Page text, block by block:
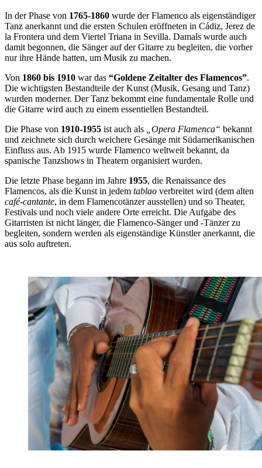
In der Phase von 1765-1860 wurde der Flamenco als eigenständiger
Tanz anerkannt und die ersten Schulen eröffneten in Cádiz, Jerez de
la Frontera und dem Viertel Triana in Sevilla. Damals wurde auch
damit begonnen, die Sänger auf der Gitarre zu begleiten, die vorher
nur ihre Hände hatten, um Musik zu machen.
Von 1860 bis 1910 war das “Goldene Zeitalter des Flamencos”.
Die wichtigsten Bestandteile der Kunst (Musik, Gesang und Tanz)
wurden moderner. Der Tanz bekommt eine fundamentale Rolle und
die Gitarre wird auch zu einem essentiellen Bestandteil.
Die Phase von 1910-1955 ist auch als „Opera Flamenca“ bekannt
und zeichnete sich durch weichere Gesänge mit Südamerikanischen
Einfluss aus. Ab 1915 wurde Flamenco weltweit bekannt, da
spanische Tanzshows in Theatern organisiert wurden.
Die letzte Phase begann im Jahre 1955, die Renaissance des
Flamencos, als die Kunst in jedem tablao verbreitet wird (dem alten
café-cantante, in dem Flamencotänzer ausstellen) und so Theater,
Festivals und noch viele andere Orte erreicht. Die Aufgabe des
Gitarristen ist nicht länger, die Flamenco-Sänger und -Tänzer zu
begleiten, sondern werden als eigenständige Künstler anerkannt, die
aus solo auftreten.